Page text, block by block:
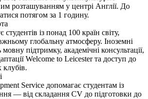
розташуванням у центрі Англії. До
потягом за 1 годину.
студентів із понад 100 країн світу,
глобальну атмосферу. Іноземні
підтримку, академічні консультації,
Welcome to Leicester та доступ до
клубів.
Service допомагає студентам із
— від складання CV до підготовки до